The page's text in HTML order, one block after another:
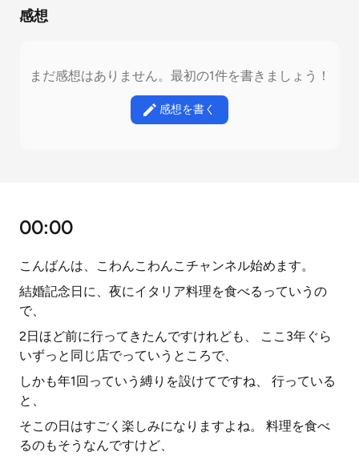
感想
まだ感想はありません。最初の1件を書きましょう！
感想を書く
00:00
こんばんは、こわんこわんこチャンネル始めます。
結婚記念日に、夜にイタリア料理を食べるっていうの
で、
2日ほど前に行ってきたんですけれども、 ここ3年ぐら
いずっと同じ店でっていうところで、
しかも年1回っていう縛りを設けてですね、 行っている
と、
そこの日はすごく楽しみになりますよね。 料理を食べ
るのもそうなんですけど、